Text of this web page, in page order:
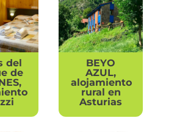
del
de
BEYO
AZUL,
alojamiento
rural en
Asturias